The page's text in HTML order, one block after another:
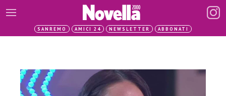
SANREMO AMICI 24 NEWSLETTER ABBONATI